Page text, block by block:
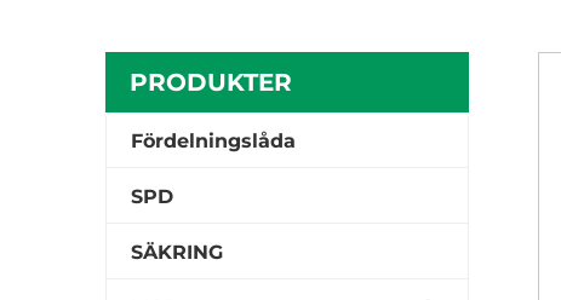
PRODUKTER
Fördelningslåda
SPD
SÄKRING